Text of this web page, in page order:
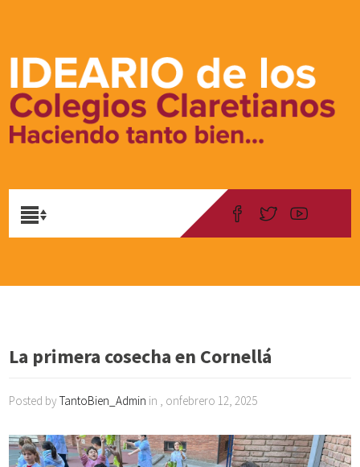
La primera cosecha en Cornellá
Posted byTantoBien_Admin in , onfebrero 12, 2025